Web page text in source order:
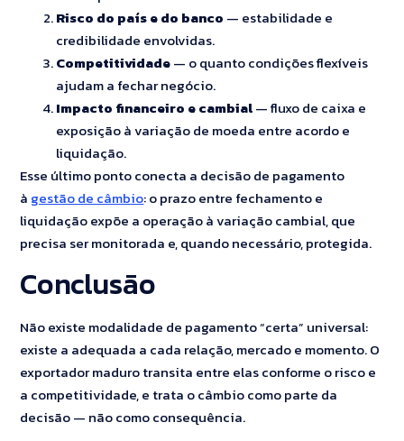
Risco do país e do banco — estabilidade e
credibilidade envolvidas.
Competitividade— o quanto condições flexíveis
ajudam a fechar negócio.
Impacto financeiro e cambial— fluxo de caixa e
exposição à variação de moeda entre acordo e
liquidação.
Esse último ponto conecta a decisão de pagamento
à gestão de câmbio: o prazo entre fechamento e
liquidação expõe a operação à variação cambial, que
precisa ser monitorada e, quando necessário, protegida.
Conclusão
Não existe modalidade de pagamento “certa” universal:
existe a adequada a cada relação, mercado e momento. O
exportador maduro transita entre elas conforme o risco e
a competitividade, e trata o câmbio como parte da
decisão — não como consequência.